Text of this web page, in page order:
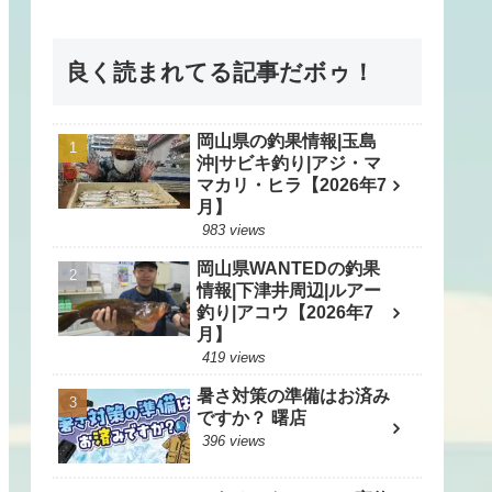
良く読まれてる記事だボゥ！
岡山県の釣果情報|玉島
沖|サビキ釣り|アジ・マ
マカリ・ヒラ【2026年7
月】
983 views
岡山県WANTEDの釣果
情報|下津井周辺|ルアー
釣り|アコウ【2026年7
月】
419 views
暑さ対策の準備はお済み
ですか？ 曙店
396 views